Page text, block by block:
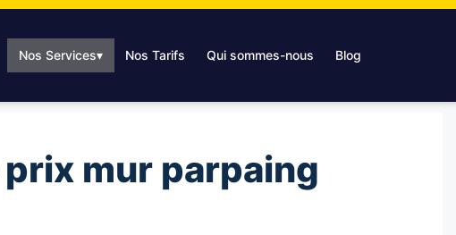
Nos Services▾ Nos Tarifs Qui sommes-nous Blog
mur parpaing